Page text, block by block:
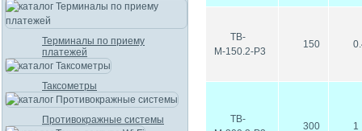
ТВ-
М-150.2-P3
150
ТВ-
300 1
Терминалы по приему
платежей
Таксометры
Противокражные системы